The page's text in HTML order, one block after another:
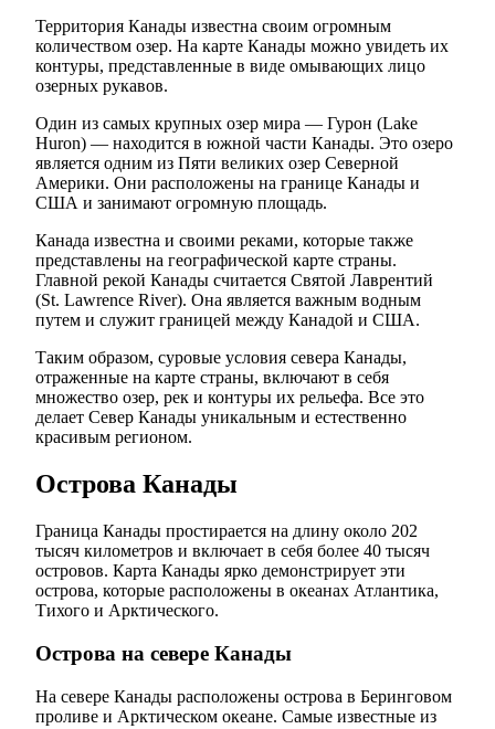
Территория Канады известна своим огромным
количеством озер. На карте Канады можно увидеть их
контуры, представленные в виде омывающих лицо
озерных рукавов.
Один из самых крупных озер мира — Гурон (Lake
Huron) — находится в южной части Канады. Это озеро
является одним из Пяти великих озер Северной
Америки. Они расположены на границе Канады и
США и занимают огромную площадь.
Канада известна и своими реками, которые также
представлены на географической карте страны.
Главной рекой Канады считается Святой Лаврентий
(St. Lawrence River). Она является важным водным
путем и служит границей между Канадой и США.
Таким образом, суровые условия севера Канады,
отраженные на карте страны, включают в себя
множество озер, рек и контуры их рельефа. Все это
делает Север Канады уникальным и естественно
красивым регионом.
Острова Канады
Граница Канады простирается на длину около 202
тысяч километров и включает в себя более 40 тысяч
островов. Карта Канады ярко демонстрирует эти
острова, которые расположены в океанах Атлантика,
Тихого и Арктического.
Острова на севере Канады
На севере Канады расположены острова в Беринговом
проливе и Арктическом океане. Самые известные из